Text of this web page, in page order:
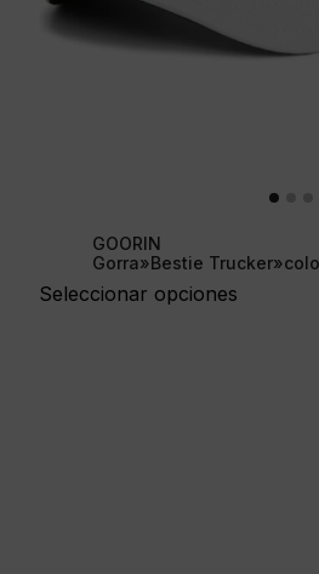
GOORIN
Gorra»Bestie
Seleccionar opciones